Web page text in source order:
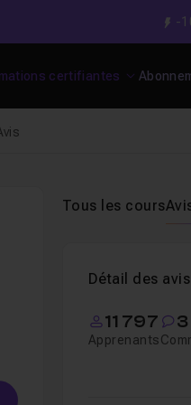
-
certifiantes
Tous les cours
Détail des avis
11 797
Apprenants